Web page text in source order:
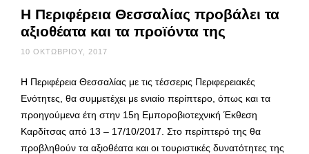
Η Περιφέρεια Θεσσαλίας προβάλει τα
αξιοθέατα και τα προϊόντα της
10 ΟΚΤΩΒΡΊΟΥ, 2017
Η Περιφέρεια Θεσσαλίας με τις τέσσερις Περιφερειακές
Ενότητες, θα συμμετέχει με ενιαίο περίπτερο, όπως και τα
προηγούμενα έτη στην 15η Εμποροβιοτεχνική Έκθεση
Καρδίτσας από 13 – 17/10/2017. Στο περίπτερό της θα
προβληθούν τα αξιοθέατα και οι τουριστικές δυνατότητες της